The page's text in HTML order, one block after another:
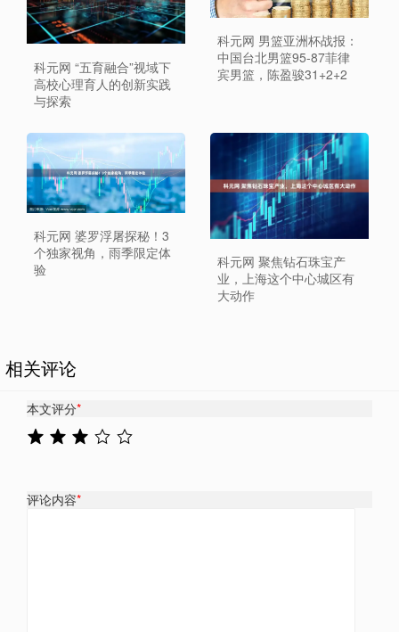
科元网 “五育融合”视域下
高校心理育人的创新实践
与探索
科元网 男篮亚洲杯战报：
中国台北男篮95-87菲律
宾男篮，陈盈骏31+2+2
科元网 婆罗浮屠探秘！3
个独家视角，雨季限定体
验
科元网 聚焦钻石珠宝产
业，上海这个中心城区有
大动作
相关评论
本文评分*
评论内容*